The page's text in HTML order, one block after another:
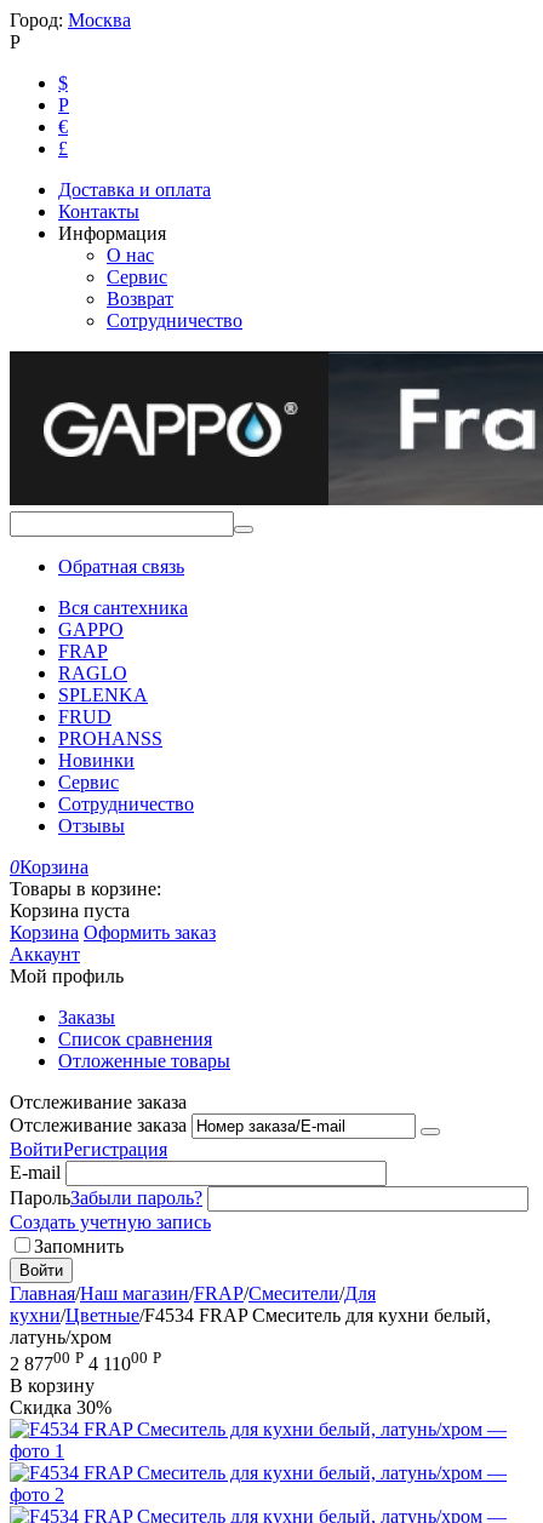
Город: Москва
Р
$
Р
€
£
Доставка и оплата
Контакты
Информация
О нас
Сервис
Возврат
Сотрудничество
Обратная связь
Вся сантехника
GAPPO
FRAP
RAGLO
SPLENKA
FRUD
PROHANSS
Новинки
Сервис
Сотрудничество
Отзывы
0Корзина
Товары в корзине:
Корзина пуста
Корзина Оформить заказ
Аккаунт
Мой профиль
Заказы
Список сравнения
Отложенные товары
Отслеживание заказа
Отслеживание заказа
ВойтиРегистрация
E-mail
ПарольЗабыли пароль?
Создать учетную запись
Запомнить
Войти
Главная/Наш магазин/FRAP/Смесители/Для
кухни/Цветные/F4534 FRAP Смеситель для кухни белый,
латунь/хром
2 87700 Р 4 11000 Р
В корзину
Скидка 30%